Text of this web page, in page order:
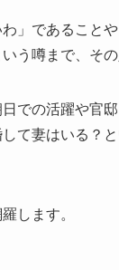
」であることや
う噂まで、その
での活躍や官邸
て妻はいる？
します。